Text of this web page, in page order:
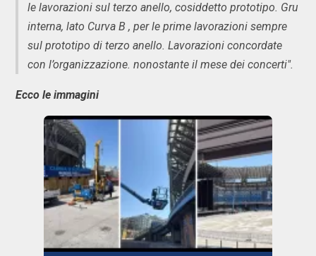
le lavorazioni sul terzo anello, cosiddetto prototipo. Gru
interna, lato Curva B , per le prime lavorazioni sempre
sul prototipo di terzo anello. Lavorazioni concordate
con l’organizzazione. nonostante il mese dei concerti".
Ecco le immagini